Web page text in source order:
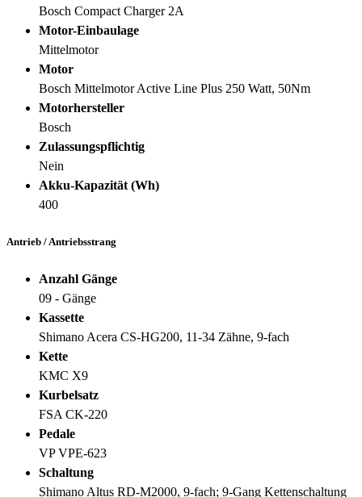
Bosch Compact Charger 2A
Motor-Einbaulage
Mittelmotor
Motor
Bosch Mittelmotor Active Line Plus 250 Watt, 50Nm
Motorhersteller
Bosch
Zulassungspflichtig
Nein
Akku-Kapazität (Wh)
400
Antrieb / Antriebsstrang
Anzahl Gänge
09 - Gänge
Kassette
Shimano Acera CS-HG200, 11-34 Zähne, 9-fach
Kette
KMC X9
Kurbelsatz
FSA CK-220
Pedale
VP VPE-623
Schaltung
Shimano Altus RD-M2000, 9-fach; 9-Gang Kettenschaltung